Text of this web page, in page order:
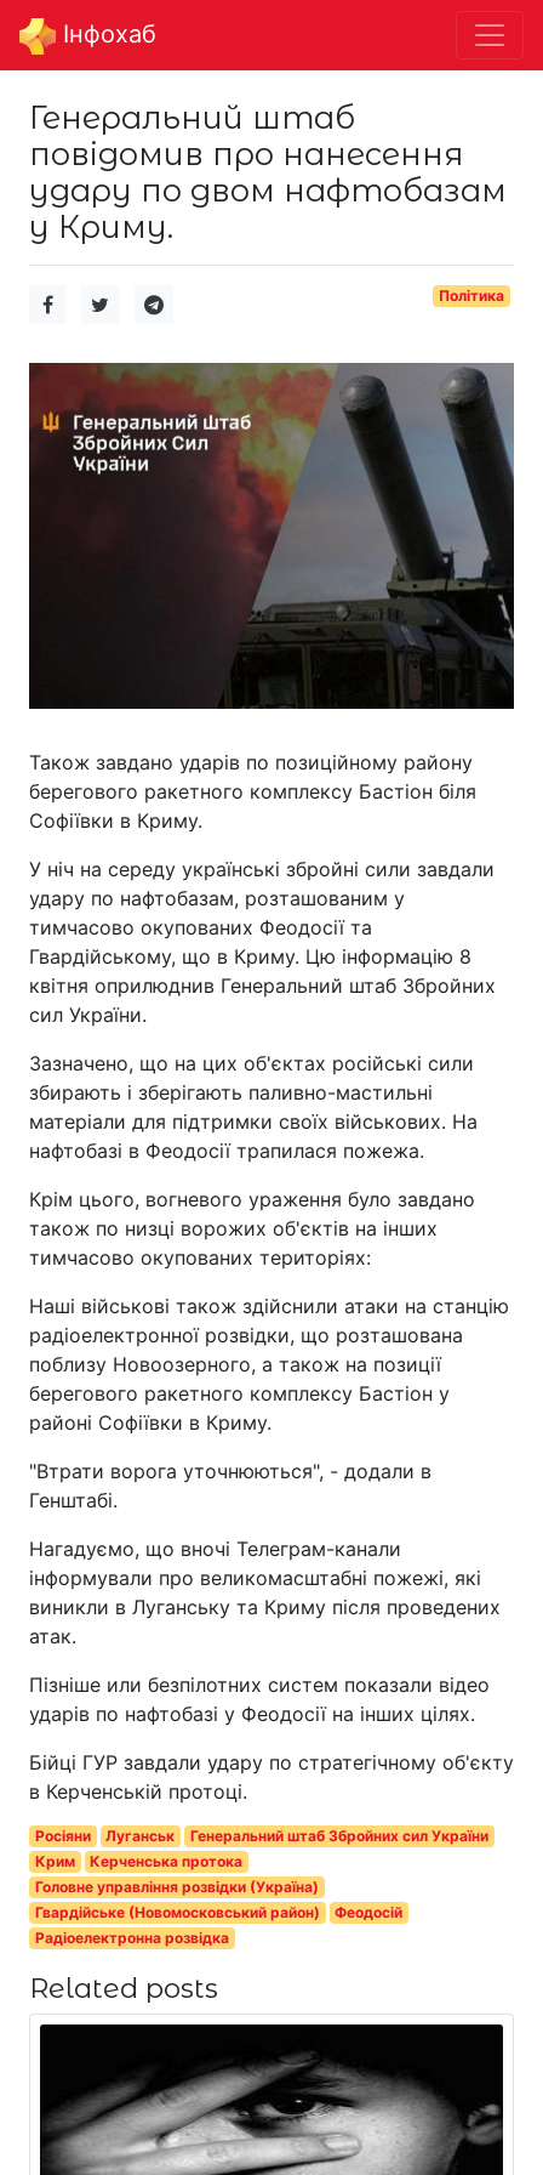
Інфохаб
Генеральний штаб
повідомив про нанесення
удару по двом нафтобазам
у Криму.
Політика
Також завдано ударів по позиційному району
берегового ракетного комплексу Бастіон біля
Софіївки в Криму.
У ніч на середу українські збройні сили завдали
удару по нафтобазам, розташованим у
тимчасово окупованих Феодосії та
Гвардійському, що в Криму. Цю інформацію 8
квітня оприлюднив Генеральний штаб Збройних
сил України.
Зазначено, що на цих об'єктах російські сили
збирають і зберігають паливно-мастильні
матеріали для підтримки своїх військових. На
нафтобазі в Феодосії трапилася пожежа.
Крім цього, вогневого ураження було завдано
також по низці ворожих об'єктів на інших
тимчасово окупованих територіях:
Наші військові також здійснили атаки на станцію
радіоелектронної розвідки, що розташована
поблизу Новоозерного, а також на позиції
берегового ракетного комплексу Бастіон у
районі Софіївки в Криму.
"Втрати ворога уточнюються", - додали в
Генштабі.
Нагадуємо, що вночі Телеграм-канали
інформували про великомасштабні пожежі, які
виникли в Луганську та Криму після проведених
атак.
Пізніше или безпілотних систем показали відео
ударів по нафтобазі у Феодосії на інших цілях.
Бійці ГУР завдали удару по стратегічному об'єкту
в Керченській протоці.
Росіяни Луганськ
Генеральний штаб Збройних сил України
Крим
Керченська протока
Головне управління розвідки (Україна)
Гвардійське (Новомосковський район)
Феодосій
Радіоелектронна розвідка
Related posts